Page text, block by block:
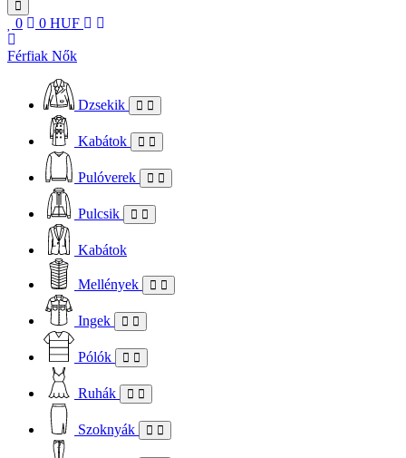
0 0 HUF
Férfiak Nők
Dzsekik
Kabátok
Pulóverek
Pulcsik
Kabátok
Mellények
Ingek
Pólók
Ruhák
Szoknyák